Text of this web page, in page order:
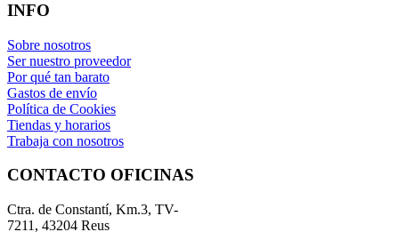
INFO
Sobre nosotros
Ser nuestro proveedor
Por qué tan barato
Gastos de envío
Política de Cookies
Tiendas y horarios
Trabaja con nosotros
CONTACTO OFICINAS
Ctra. de Constantí, Km.3, TV-
7211, 43204 Reus